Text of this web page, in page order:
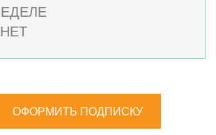
ОФОРМИТЬ ПОДПИСКУ